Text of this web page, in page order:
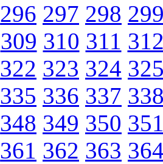
296 297 298
309 310 311
322 323 324
335 336 337
348 349 350
361 362 363